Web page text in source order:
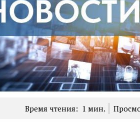
Время чтения: 1 мин.